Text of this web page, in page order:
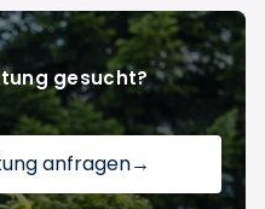
gesucht?
anfragen→